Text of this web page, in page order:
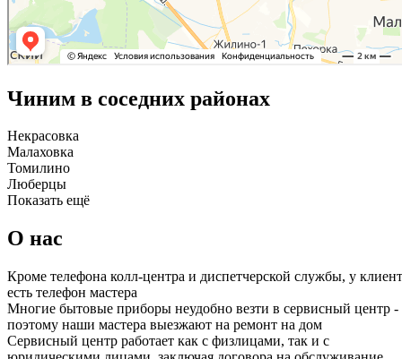
Чиним в соседних районах
Некрасовка
Малаховка
Томилино
Люберцы
Показать ещё
О нас
Кроме телефона колл-центра и диспетчерской службы, у
есть телефон мастера
Многие бытовые приборы неудобно везти в сервисный центр -
поэтому наши мастера выезжают на ремонт на дом
Сервисный центр работает как с физлицами, так и с